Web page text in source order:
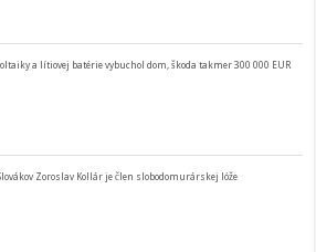
a lítiovej batérie vybuchol dom, škoda takmer 300 000 EUR
Zoroslav Kollár je člen slobodomurárskej lóže